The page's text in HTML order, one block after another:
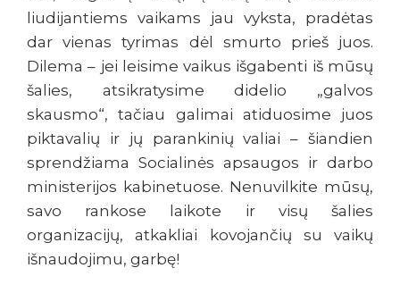
liudijantiems vaikams jau vyksta, pradėtas
dar vienas tyrimas dėl smurto prieš juos.
Dilema – jei leisime vaikus išgabenti iš mūsų
šalies, atsikratysime didelio „galvos
skausmo“, tačiau galimai atiduosime juos
piktavalių ir jų parankinių valiai – šiandien
sprendžiama Socialinės apsaugos ir darbo
ministerijos kabinetuose. Nenuvilkite mūsų,
savo rankose laikote ir visų šalies
organizacijų, atkakliai kovojančių su vaikų
išnaudojimu, garbę!